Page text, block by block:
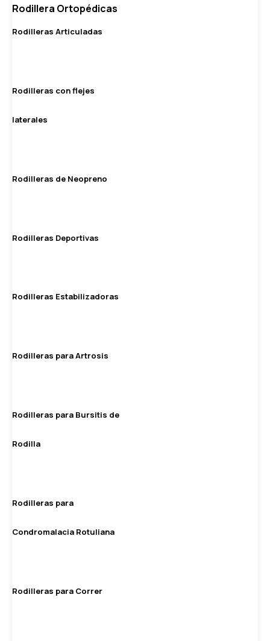
Rodillera Ortopédicas
Rodilleras Articuladas
Rodilleras con flejes
laterales
Rodilleras de Neopreno
Rodilleras Deportivas
Rodilleras Estabilizadoras
Rodilleras para Artrosis
Rodilleras para Bursitis de
Rodilla
Rodilleras para
Condromalacia Rotuliana
Rodilleras para Correr